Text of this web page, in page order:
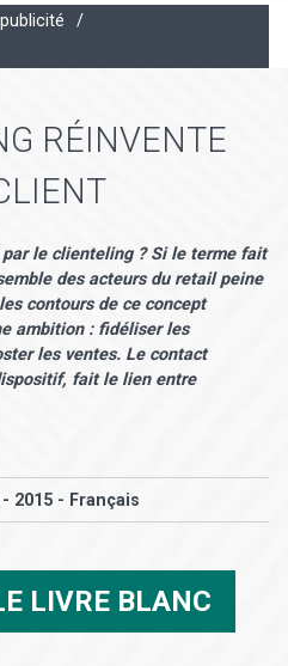
/
RÉINVENTE
le clienteling ? Si le terme fait
des acteurs du retail peine
contours de ce concept
ambition : fidéliser les
les ventes. Le contact
fait le lien entre
2015 - Français
LIVRE BLANC